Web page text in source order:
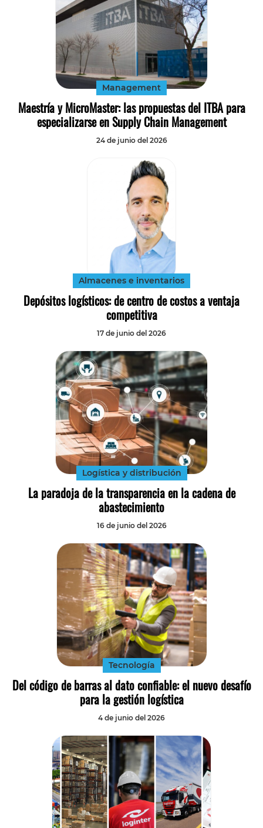
Management
Maestría y MicroMaster: las propuestas del ITBA para
especializarse en Supply Chain Management
24 de junio del 2026
Almacenes e inventarios
Depósitos logísticos: de centro de costos a ventaja
competitiva
17 de junio del 2026
Logística y distribución
La paradoja de la transparencia en la cadena de
abastecimiento
16 de junio del 2026
Tecnología
Del código de barras al dato confiable: el nuevo desafío
para la gestión logística
4 de junio del 2026